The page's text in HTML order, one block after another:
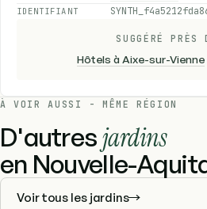
IDENTIFIANT
SUGGÉRÉ
Hôtels à Aixe-sur-Vienne
À VOIR AUSSI - MÊME RÉGION
D'autresjardins
en Nouvelle-
Voir tous les jardins